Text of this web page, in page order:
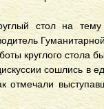
стол на тему
круглого стола
сошлись в
отмечали